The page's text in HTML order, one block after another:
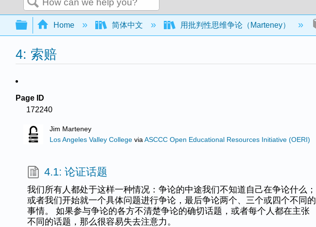
Search
Expand/collapse global hierarchy
Home 简体中文 用批判性思维争论（Marteney）
4: 索赔
Page ID
172240
Jim Marteney
Los Angeles Valley College viaASCCC Open Educational Resources Initiative (OERI)
4.1: 论证话题
我们所有人都处于这样一种情况：争论的中途我们不知道自己在争论什么；
或者我们开始就一个具体问题进行争论，最后争论两个、三个或四个不同的
事情。 如果参与争论的各方不清楚争论的确切话题，或者每个人都在主张
不同的话题，那么很容易失去注意力。